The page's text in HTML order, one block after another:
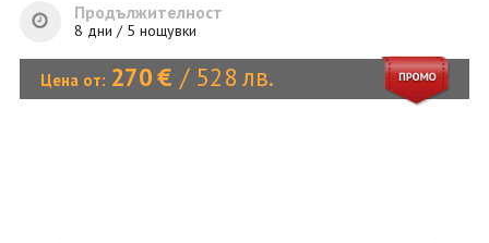
ОЩЕ
ЗА НАС
КОНТАКТИ
ФИРМЕНИ ДОКУМЕНТИ
Продължителност
8 дни / 5 нощувки
Цена от: 270€ / 528 лв.